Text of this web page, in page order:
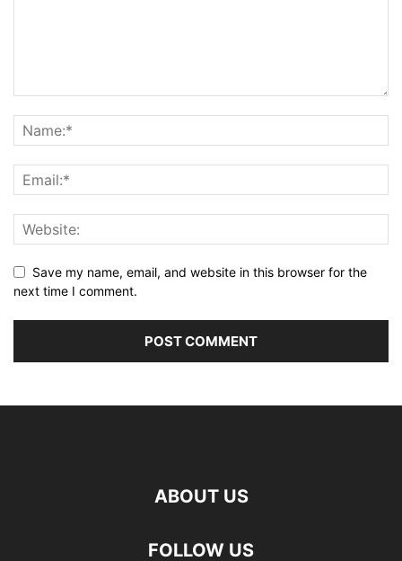
Save my name, email, and website in this browser for the
next time I comment.
ABOUT US
FOLLOW US